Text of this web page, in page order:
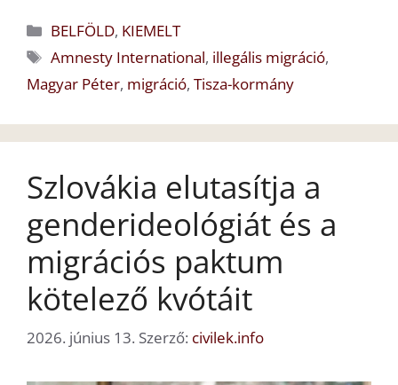
Kategória
BELFÖLD, KIEMELT
Címkék
Amnesty International, illegális migráció,
Magyar Péter, migráció, Tisza-kormány
Szlovákia elutasítja a
genderideológiát és a
migrációs paktum
kötelező kvótáit
2026. június 13. Szerző: civilek.info